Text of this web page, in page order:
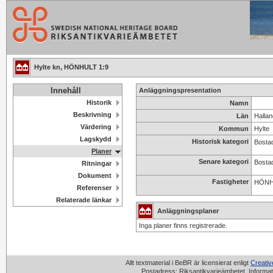
Hylte kn, HÖNHULT 1:9
Innehåll
Historik
Beskrivning
Värdering
Lagskydd
Planer
Ritningar
Dokument
Referenser
Relaterade länkar
Anläggningspresentation
Namn
Län
Kommun
Hylte
Historisk kategori
Senare kategori
Fastigheter
Anläggningsplaner
Inga planer finns registrerade.
Allt textmaterial i BeBR är licensierat enligt
Postadress: Riksantikvarieämbetet,